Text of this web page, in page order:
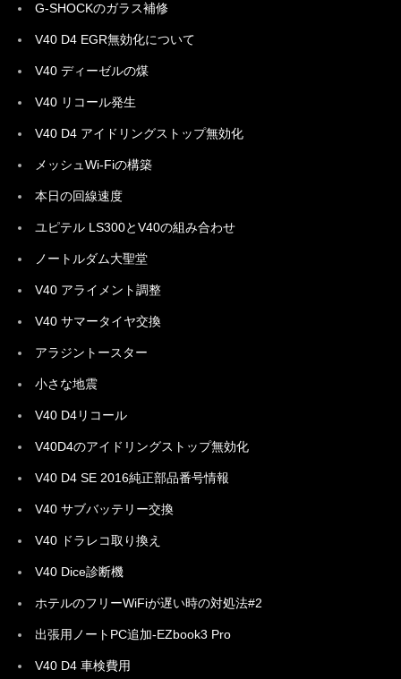
G-SHOCKのガラス補修
V40 D4 EGR無効化について
V40 ディーゼルの煤
V40 リコール発生
V40 D4 アイドリングストップ無効化
メッシュWi-Fiの構築
本日の回線速度
ユピテル LS300とV40の組み合わせ
ノートルダム大聖堂
V40 アライメント調整
V40 サマータイヤ交換
アラジントースター
小さな地震
V40 D4リコール
V40D4のアイドリングストップ無効化
V40 D4 SE 2016純正部品番号情報
V40 サブバッテリー交換
V40 ドラレコ取り換え
V40 Dice診断機
ホテルのフリーWiFiが遅い時の対処法#2
出張用ノートPC追加-EZbook3 Pro
V40 D4 車検費用